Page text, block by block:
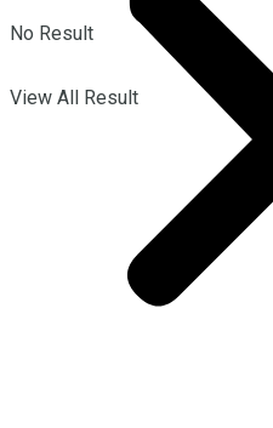
No Result
View All Result